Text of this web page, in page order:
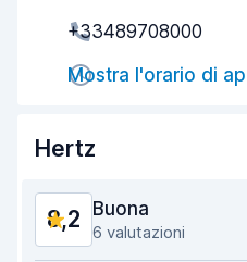
Condizioni dell'auto
+33489708000
Mostra l'orario di
Hertz
8,2 Buona
6 valutazioni